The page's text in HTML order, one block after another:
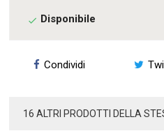
 Disponibile
Condividi
16 ALTRI PRODOTTI DELLA